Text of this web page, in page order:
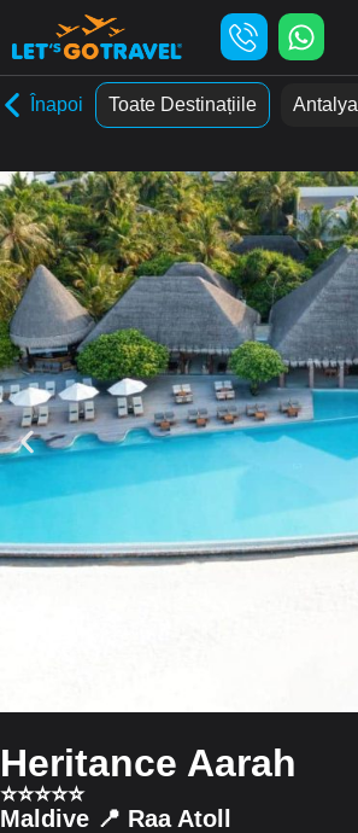
Înapoi Toate Destinațiile Antalya
Heritance Aarah
⭐️⭐️⭐️⭐️⭐️
Maldive 📍 Raa Atoll